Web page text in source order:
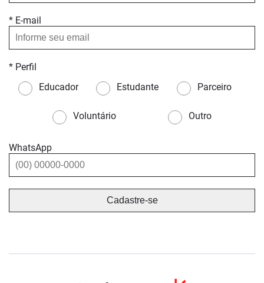
* E-mail
* Perfil
Educador
Estudante Parceiro
Voluntário Outro
WhatsApp